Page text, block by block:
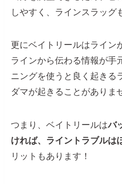
しやすく、ラインスラッグ
更にベイトリールはライン
ラインから伝わる情報が手
ニングを使うと良く起きる
ダマが起きることがありま
つまり、ベイトリールはバ
ければ、ライントラブルは
リットもあります！